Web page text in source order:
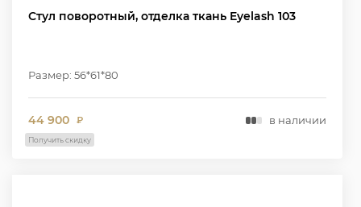
Стул поворотный, отделка ткань Eyelash 103
Размер: 56*61*80
44 900 ₽ в наличии
Получить скидку